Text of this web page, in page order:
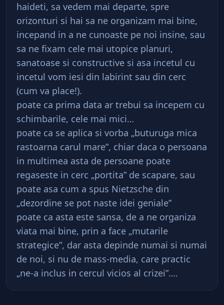
haideti, sa vedem mai departe, spre
orizonturi si hai sa ne organizam mai bine,
incepand in a ne cunoaste pe noi insine, sau
sa ne fixam cele mai utopice planuri,
sanatoase si constructive si asa incetul cu
incetul vom iesi din labirint sau din cerc
(cum va place!).
poate ca prima data ar trebui sa incepem cu
schimbarile, cele mai mici…
poate ca se aplica si vorba „buturuga mica
rastoarna carul mare”, chiar daca o persoana
in multimea asta de persoane poate
regaseste in cerc „portita” de scapare, sau
poate asa cum a spus Nietzsche din
„dezordine se pot naste idei geniale”
poate ca asta este sansa, de a ne organiza
viata mai bine, prin a face „mutarile
strategice”, dar asta depinde numai si numai
de noi, si nu de mass-media, care practic
„ne-a inclus in cercul vicios al crizei”….